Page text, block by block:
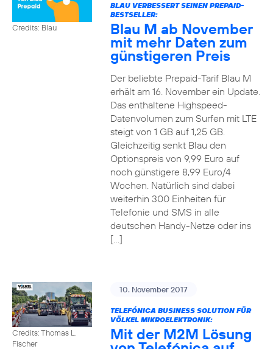
Credits: Blau
BLAU VERBESSERT SEINEN PREPAID-
BESTSELLER:
Blau M ab November
mit mehr Daten zum
günstigeren Preis
Der beliebte Prepaid-Tarif Blau M
erhält am 16. November ein Update.
Das enthaltene Highspeed-
Datenvolumen zum Surfen mit LTE
steigt von 1 GB auf 1,25 GB.
Gleichzeitig senkt Blau den
Optionspreis von 9,99 Euro auf
noch günstigere 8,99 Euro/4
Wochen. Natürlich sind dabei
weiterhin 300 Einheiten für
Telefonie und SMS in alle
deutschen Handy-Netze oder ins
[…]
Credits: Thomas L.
Fischer
10. November 2017
TELEFÓNICA BUSINESS SOLUTION FÜR
VÖLKEL MIKROELEKTRONIK:
Mit der M2M Lösung